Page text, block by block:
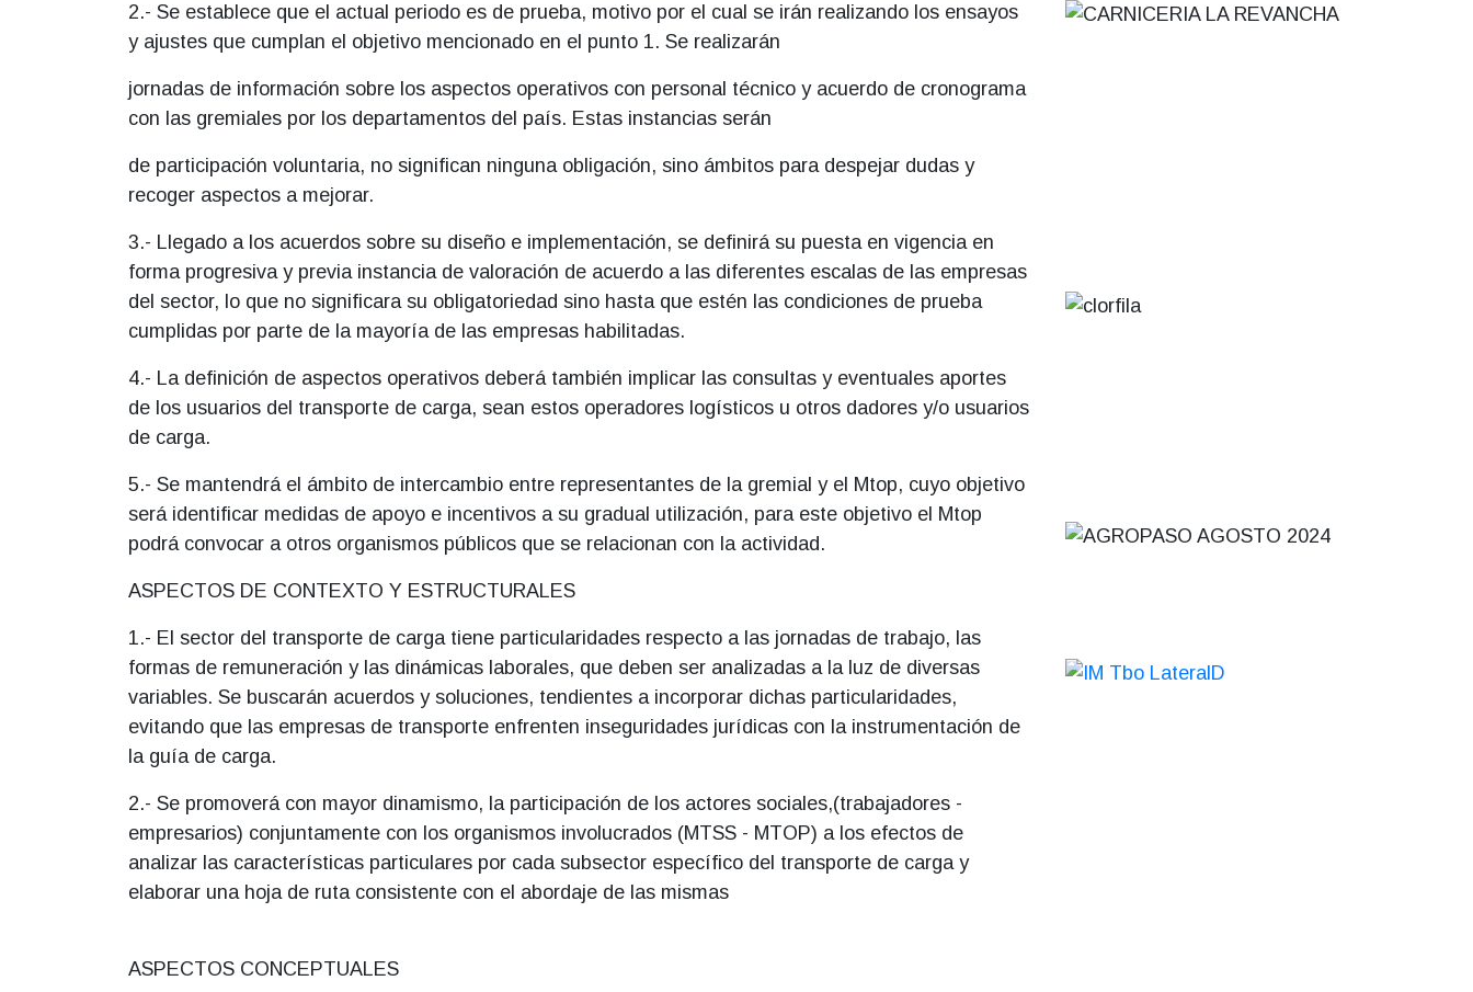
2.- Se establece que el actual periodo es de prueba, motivo por el cual se irán realizando los ensayos
y ajustes que cumplan el objetivo mencionado en el punto 1. Se realizarán
jornadas de información sobre los aspectos operativos con personal técnico y acuerdo de cronograma
con las gremiales por los departamentos del país. Estas instancias serán
de participación voluntaria, no significan ninguna obligación, sino ámbitos para despejar dudas y
recoger aspectos a mejorar.
3.- Llegado a los acuerdos sobre su diseño e implementación, se definirá su puesta en vigencia en
forma progresiva y previa instancia de valoración de acuerdo a las diferentes escalas de las empresas
del sector, lo que no significara su obligatoriedad sino hasta que estén las condiciones de prueba
cumplidas por parte de la mayoría de las empresas habilitadas.
4.- La definición de aspectos operativos deberá también implicar las consultas y eventuales aportes
de los usuarios del transporte de carga, sean estos operadores logísticos u otros dadores y/o usuarios
de carga.
5.- Se mantendrá el ámbito de intercambio entre representantes de la gremial y el Mtop, cuyo objetivo
será identificar medidas de apoyo e incentivos a su gradual utilización, para este objetivo el Mtop
podrá convocar a otros organismos públicos que se relacionan con la actividad.
ASPECTOS DE CONTEXTO Y ESTRUCTURALES
1.- El sector del transporte de carga tiene particularidades respecto a las jornadas de trabajo, las
formas de remuneración y las dinámicas laborales, que deben ser analizadas a la luz de diversas
variables. Se buscarán acuerdos y soluciones, tendientes a incorporar dichas particularidades,
evitando que las empresas de transporte enfrenten inseguridades jurídicas con la instrumentación de
la guía de carga.
2.- Se promoverá con mayor dinamismo, la participación de los actores sociales,(trabajadores -
empresarios) conjuntamente con los organismos involucrados (MTSS - MTOP) a los efectos de
analizar las características particulares por cada subsector específico del transporte de carga y
elaborar una hoja de ruta consistente con el abordaje de las mismas
ASPECTOS CONCEPTUALES